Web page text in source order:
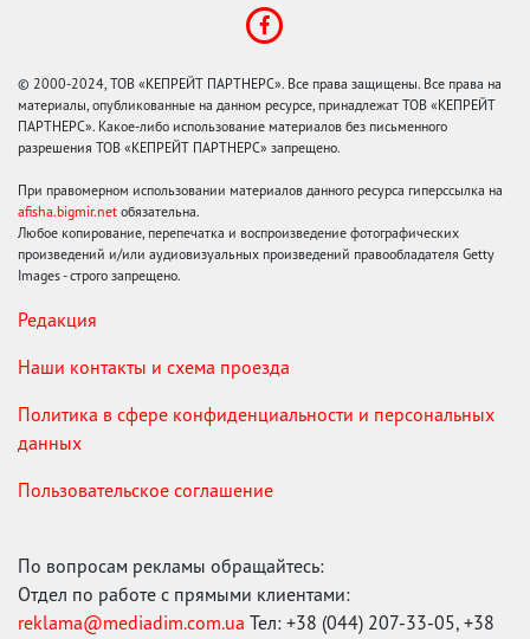
© 2000-2024, ТОВ «КЕПРЕЙТ ПАРТНЕРС». Все права защищены. Все права на
материалы, опубликованные на данном ресурсе, принадлежат ТОВ «КЕПРЕЙТ
ПАРТНЕРС». Какое-либо использование материалов без письменного
разрешения ТОВ «КЕПРЕЙТ ПАРТНЕРС» запрещено.
При правомерном использовании материалов данного ресурса гиперссылка на
afisha.bigmir.net обязательна.
Любое копирование, перепечатка и воспроизведение фотографических
произведений и/или аудиовизуальных произведений правообладателя Getty
Images - строго запрещено.
Редакция
Наши контакты и схема проезда
Политика в сфере конфиденциальности и персональных
данных
Пользовательское соглашение
По вопросам рекламы обращайтесь:
Отдел по работе с прямыми клиентами:
reklama@mediadim.com.ua Тел: +38 (044) 207-33-05, +38